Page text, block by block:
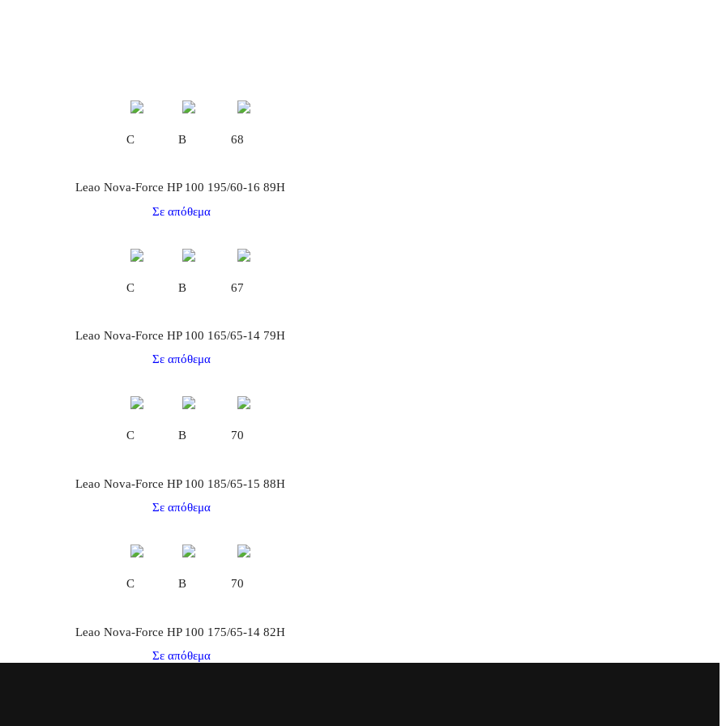
C B 68
Leao Nova-Force HP 100 195/60-16 89H
Σε απόθεμα
C B 67
Leao Nova-Force HP 100 165/65-14 79H
Σε απόθεμα
C B 70
Leao Nova-Force HP 100 185/65-15 88H
Σε απόθεμα
C B 70
Leao Nova-Force HP 100 175/65-14 82H
Σε απόθεμα